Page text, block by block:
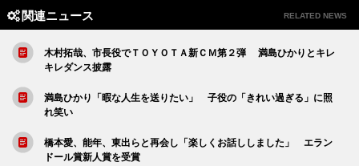
関連ニュース RELATED NEWS
木村拓哉、市長役でＴＯＹＯＴＡ新ＣＭ第２弾 満島ひかりとキレ
キレダンス披露
満島ひかり「暇な人生を送りたい」 子役の「きれい過ぎる」に照
れ笑い
橋本愛、能年、東出らと再会し「楽しくお話ししました」 エラン
ドール賞新人賞を受賞